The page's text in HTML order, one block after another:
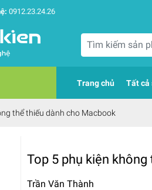
0912.23.24.26
Trang chủ Tất cả
thể thiếu dành cho Macbook
Top 5 phụ kiện
Trần Văn Thành